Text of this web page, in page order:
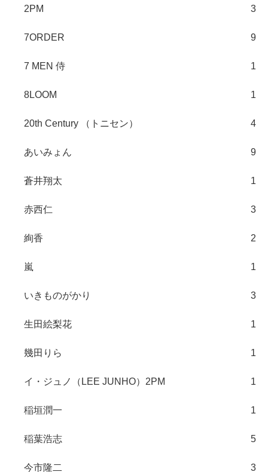
2PM 3
7ORDER 9
7 MEN 侍 1
8LOOM 1
20th Century （トニセン） 4
あいみょん 9
蒼井翔太 1
赤西仁 3
絢香 2
嵐 1
いきものがかり 3
生田絵梨花 1
幾田りら 1
イ・ジュノ（LEE JUNHO）2PM 1
稲垣潤一 1
稲葉浩志 5
今市隆二 3